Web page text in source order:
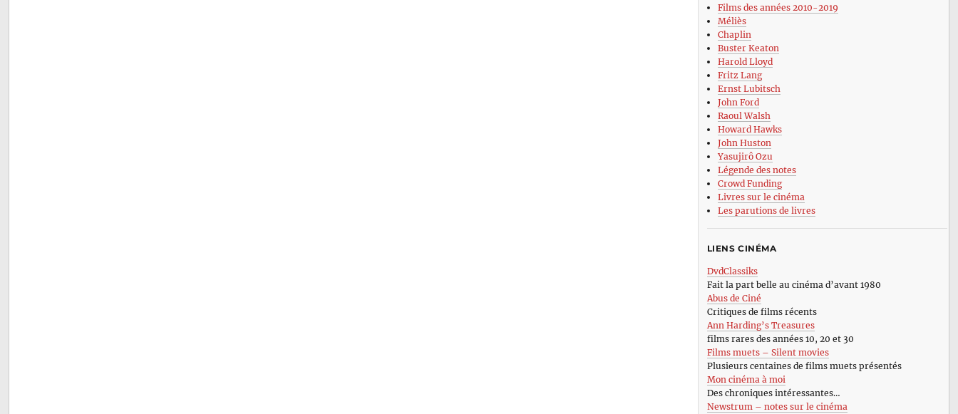
Films des années 2010-2019
Méliès
Chaplin
Buster Keaton
Harold Lloyd
Fritz Lang
Ernst Lubitsch
John Ford
Raoul Walsh
Howard Hawks
John Huston
Yasujirô Ozu
Légende des notes
Crowd Funding
Livres sur le cinéma
Les parutions de livres
LIENS CINÉMA
DvdClassiks
Fait la part belle au cinéma d’avant 1980
Abus de Ciné
Critiques de films récents
Ann Harding’s Treasures
films rares des années 10, 20 et 30
Films muets – Silent movies
Plusieurs centaines de films muets présentés
Mon cinéma à moi
Des chroniques intéressantes…
Newstrum – notes sur le cinéma